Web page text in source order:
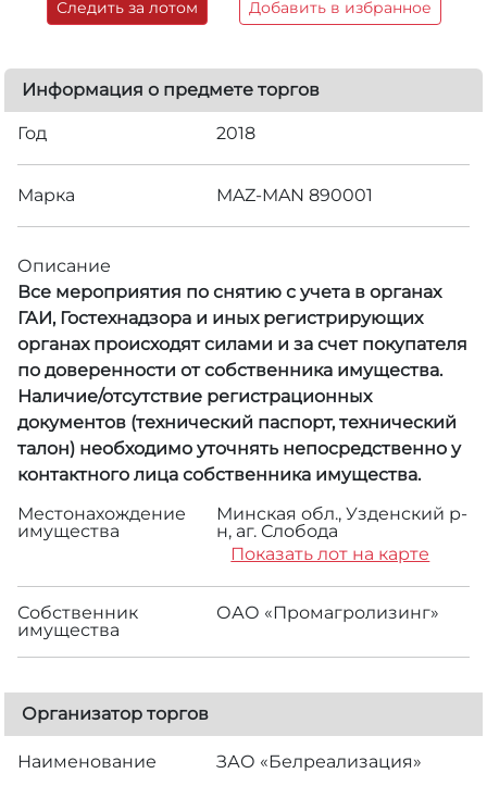
Следить за лотом Добавить в избранное
Информация о предмете торгов
Год 2018
Марка MAZ-MAN 890001
Описание
Все мероприятия по снятию с учета в органах
ГАИ, Гостехнадзора и иных регистрирующих
органах происходят силами и за счет покупателя
по доверенности от собственника имущества.
Наличие/отсутствие регистрационных
документов (технический паспорт, технический
талон) необходимо уточнять непосредственно у
контактного лица собственника имущества.
Местонахождение
имущества
Минская обл., Узденский р-
н, аг. Слобода
Показать лот на карте
Собственник
имущества
ОАО «Промагролизинг»
Организатор торгов
Наименование ЗАО «Белреализация»